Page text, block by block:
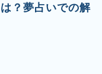
？夢占いでの解